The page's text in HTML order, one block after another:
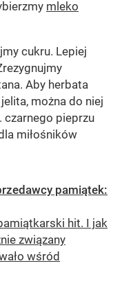
mleko
cukru. Lepiej
Aby herbata
można do niej
czarnego pieprzu
miłośników
pamiątek:
hit. I jak
związany
wśród